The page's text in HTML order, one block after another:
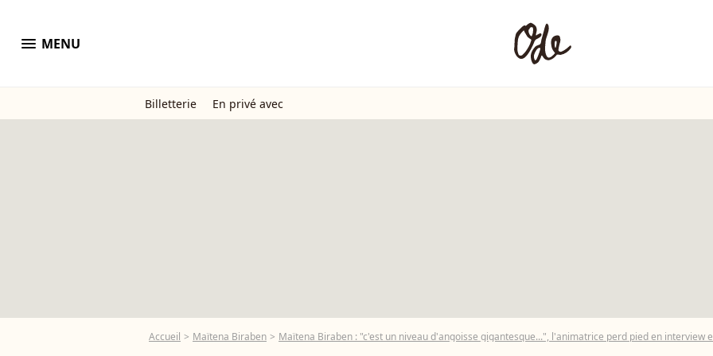
menu MENU
Billetterie En privé avec
Accueil Maïtena Biraben Maïtena Biraben : "c'est un niveau d'angoisse gigantesque...", l'animatrice perd pied en interview